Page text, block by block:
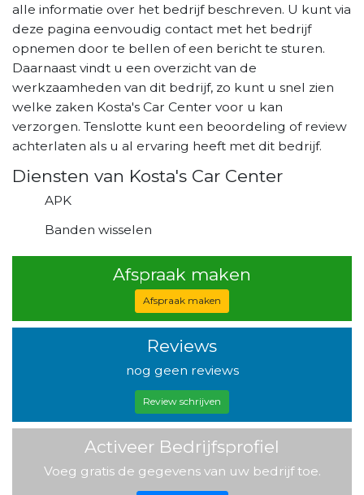
alle informatie over het bedrijf beschreven. U kunt via
deze pagina eenvoudig contact met het bedrijf
opnemen door te bellen of een bericht te sturen.
Daarnaast vindt u een overzicht van de
werkzaamheden van dit bedrijf, zo kunt u snel zien
welke zaken Kosta's Car Center voor u kan
verzorgen. Tenslotte kunt een beoordeling of review
achterlaten als u al ervaring heeft met dit bedrijf.
Diensten van Kosta's Car Center
APK
Banden wisselen
Afspraak maken
Afspraak maken
Reviews
nog geen reviews
Review schrijven
Activeer Bedrijfsprofiel
Voeg gratis de gegevens van uw bedrijf toe.